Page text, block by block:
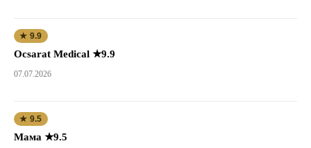
★ 9.9
Ocsarat Medical ★9.9
07.07.2026
★ 9.5
Мама ★9.5